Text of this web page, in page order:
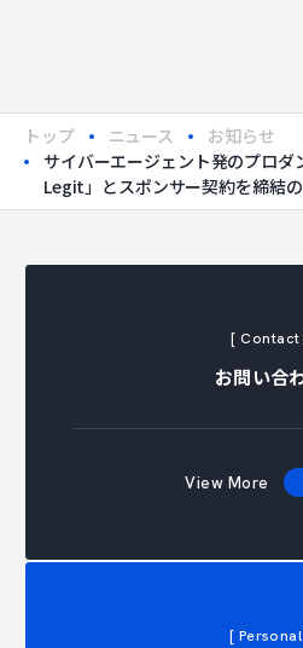
トップ ニュース
お知らせ
サイバーエージェント発のプロ
Legit」とスポンサー契約を締結
[ Contact
お問い合
View More
[